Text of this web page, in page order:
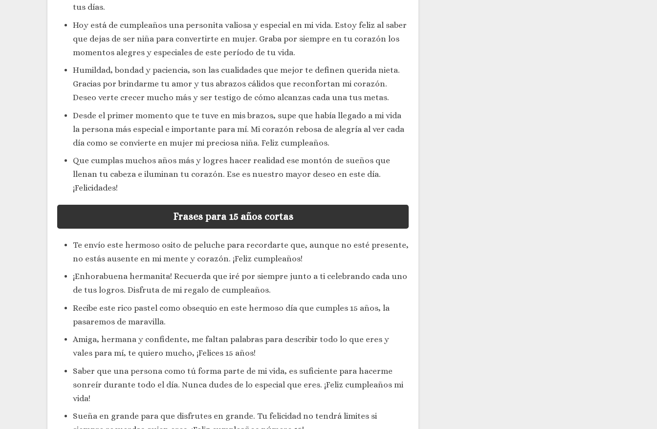
tus días.
Hoy está de cumpleaños una personita valiosa y especial en mi vida. Estoy feliz al saber
que dejas de ser niña para convertirte en mujer. Graba por siempre en tu corazón los
momentos alegres y especiales de este período de tu vida.
Humildad, bondad y paciencia, son las cualidades que mejor te definen querida nieta.
Gracias por brindarme tu amor y tus abrazos cálidos que reconfortan mi corazón.
Deseo verte crecer mucho más y ser testigo de cómo alcanzas cada una tus metas.
Desde el primer momento que te tuve en mis brazos, supe que había llegado a mi vida
la persona más especial e importante para mí. Mi corazón rebosa de alegría al ver cada
día como se convierte en mujer mi preciosa niña. Feliz cumpleaños.
Que cumplas muchos años más y logres hacer realidad ese montón de sueños que
llenan tu cabeza e iluminan tu corazón. Ese es nuestro mayor deseo en este día.
¡Felicidades!
Frases para 15 años cortas
Te envío este hermoso osito de peluche para recordarte que, aunque no esté presente,
no estás ausente en mi mente y corazón. ¡Feliz cumpleaños!
¡Enhorabuena hermanita! Recuerda que iré por siempre junto a ti celebrando cada uno
de tus logros. Disfruta de mi regalo de cumpleaños.
Recibe este rico pastel como obsequio en este hermoso día que cumples 15 años, la
pasaremos de maravilla.
Amiga, hermana y confidente, me faltan palabras para describir todo lo que eres y
vales para mí, te quiero mucho, ¡Felices 15 años!
Saber que una persona como tú forma parte de mi vida, es suficiente para hacerme
sonreír durante todo el día. Nunca dudes de lo especial que eres. ¡Feliz cumpleaños mi
vida!
Sueña en grande para que disfrutes en grande. Tu felicidad no tendrá limites si